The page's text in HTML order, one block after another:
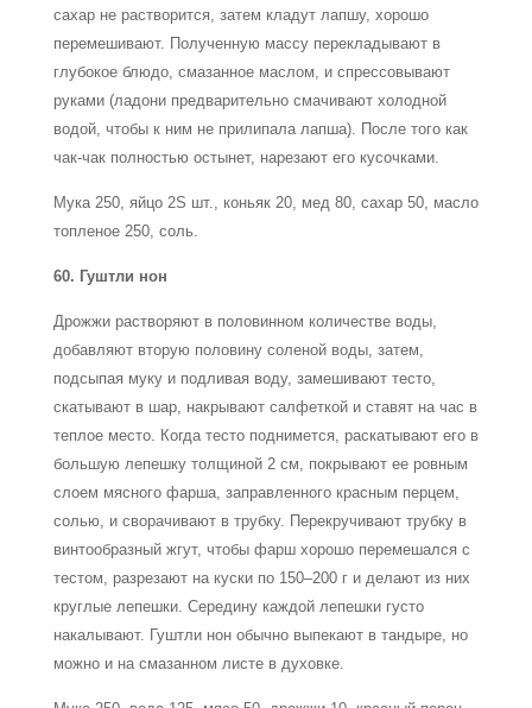
сахар не растворится, затем кладут лапшу, хорошо
перемешивают. Полученную массу перекладывают в
глубокое блюдо, смазанное маслом, и спрессовывают
руками (ладони предварительно смачивают холодной
водой, чтобы к ним не прилипала лапша). После того как
чак-чак полностью остынет, нарезают его кусочками.
Мука 250, яйцо 2Ѕ шт., коньяк 20, мед 80, сахар 50, масло
топленое 250, соль.
60. Гуштли нон
Дрожжи растворяют в половинном количестве воды,
добавляют вторую половину соленой воды, затем,
подсыпая муку и подливая воду, замешивают тесто,
скатывают в шар, накрывают салфеткой и ставят на час в
теплое место. Когда тесто поднимется, раскатывают его в
большую лепешку толщиной 2 см, покрывают ее ровным
слоем мясного фарша, заправленного красным перцем,
солью, и сворачивают в трубку. Перекручивают трубку в
винтообразный жгут, чтобы фарш хорошо перемешался с
тестом, разрезают на куски по 150–200 г и делают из них
круглые лепешки. Середину каждой лепешки густо
накалывают. Гуштли нон обычно выпекают в тандыре, но
можно и на смазанном листе в духовке.